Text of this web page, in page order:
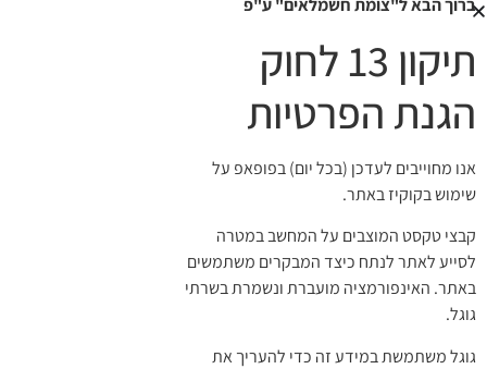
תיקון 13 לחוק
הגנת הפרטיות
אנו מחוייבים לעדכן (בכל יום) בפופאפ על
שימוש בקוקיז באתר.
קבצי טקסט המוצבים על המחשב במטרה
לסייע לאתר לנתח כיצד המבקרים משתמשים
באתר. האינפורמציה מועברת ונשמרת בשרתי
גוגל.
גוגל משתמשת במידע זה כדי להעריך את